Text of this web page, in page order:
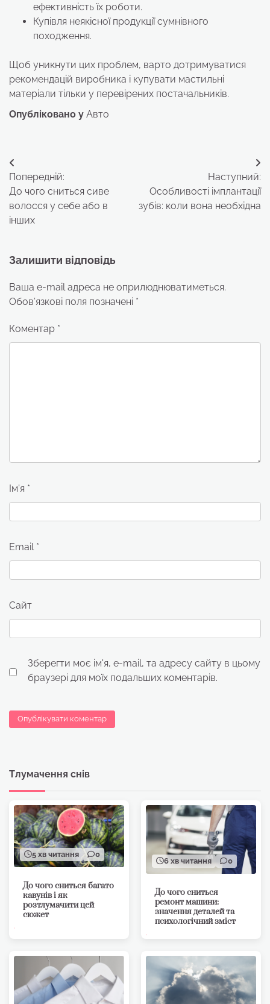
ефективність їх роботи.
Купівля неякісної продукції сумнівного
походження.
Щоб уникнути цих проблем, варто дотримуватися
рекомендацій виробника і купувати мастильні
матеріали тільки у перевірених постачальників.
Опубліковано у Авто
Навігація
записів
Попередній:
До чого сниться сиве
волосся у себе або в
інших
Наступний:
Особливості імплантації
зубів: коли вона необхідна
Залишити відповідь
Ваша e-mail адреса не оприлюднюватиметься.
Обов’язкові поля позначені *
Коментар *
Ім'я *
Email *
Сайт
Зберегти моє ім'я, e-mail, та адресу сайту в цьому
браузері для моїх подальших коментарів.
Тлумачення снів
5 хв читання 0
До чого сниться багато
кавунів і як
розтлумачити цей
сюжет
6 хв читання 0
До чого сниться
ремонт машини:
значення деталей та
психологічний зміст